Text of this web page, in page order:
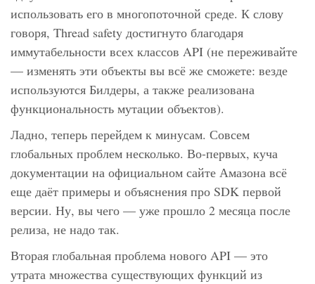
использовать его в многопоточной среде. К слову
говоря, Thread safety достигнуто благодаря
иммутабельности всех классов API (не переживайте
— изменять эти объекты вы всё же сможете: везде
используются Билдеры, а также реализована
функциональность мутации объектов).
Ладно, теперь перейдем к минусам. Совсем
глобальных проблем несколько. Во-первых, куча
документации на официальном сайте Амазона всё
еще даёт примеры и объяснения про SDK первой
версии. Ну, вы чего — уже прошло 2 месяца после
релиза, не надо так.
Вторая глобальная проблема нового API — это
утрата множества существующих функций из